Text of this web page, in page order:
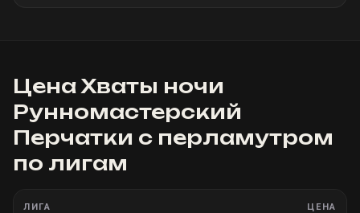
ЦенаХваты ночи
Рунномастерский
Перчатки с перламутром
по лигам
ЛИГА ЦЕНА